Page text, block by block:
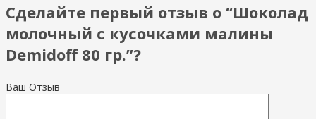
Сделайте первый отзыв о “Шоколад
молочный с кусочками малины
Demidoff 80 гр.”?
Ваш Отзыв